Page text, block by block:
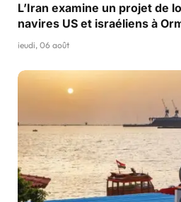
L’Iran examine un projet de
navires US et israéliens à
jeudi, 06 août